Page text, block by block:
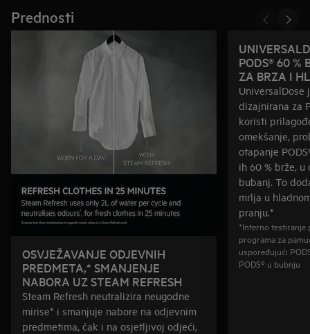
Prednosti
OSVJEŽAVANJE ODJEVNIH
PREDMETA,* SMANJENJE
NABORA UZ STEAM REFRESH
Steam Refresh neutralizira neugodne
mirise* i smanjuje nabore na odjevnim
predmetima, čak i na osjetljivoj odjeći,
PODS® 60 %
ZA BRZA I
dizajnirana za
koristi
omekšanje,
otapanje
ih 60 % brže,
bubanj. To
mrlja u
pranju.*
*Interno testiranje
programa za
uspoređujući
PODS® u bubnju